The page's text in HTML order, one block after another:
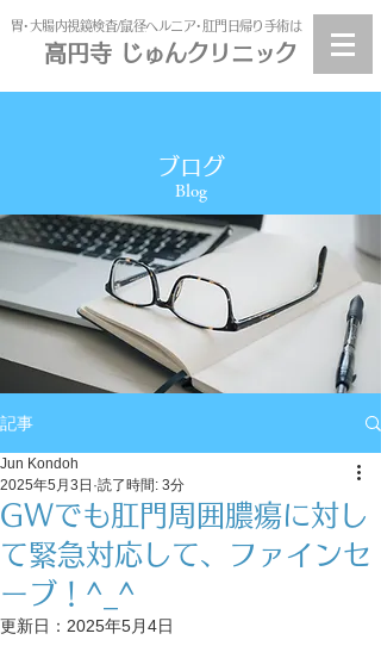
高円寺 じゅんクリニック
​胃･大腸内視鏡検査/鼠径ヘルニア･肛門日帰り手術は
高円寺 じゅんクリニック
ブログ
Blog
記事
GWでも肛門周囲膿瘍に対し
て緊急対応して、ファインセ
ーブ！^_^
Jun Kondoh
2025年5月3日 読了時間: 3分
更新日： 2025年5月4日